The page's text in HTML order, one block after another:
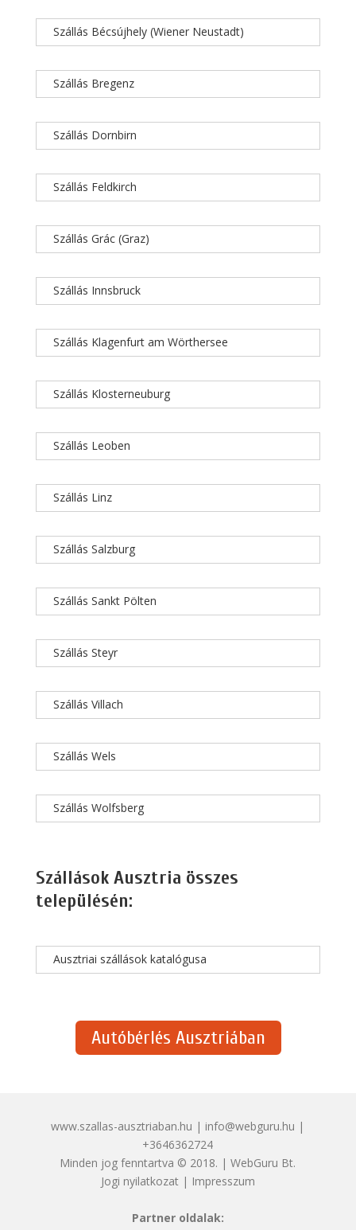
Szállás Bécsújhely (Wiener Neustadt)
Szállás Bregenz
Szállás Dornbirn
Szállás Feldkirch
Szállás Grác (Graz)
Szállás Innsbruck
Szállás Klagenfurt am Wörthersee
Szállás Klosterneuburg
Szállás Leoben
Szállás Linz
Szállás Salzburg
Szállás Sankt Pölten
Szállás Steyr
Szállás Villach
Szállás Wels
Szállás Wolfsberg
Szállások Ausztria összes
településén:
Ausztriai szállások katalógusa
Autóbérlés Ausztriában
www.szallas-ausztriaban.hu | info@webguru.hu |
+3646362724
Minden jog fenntartva © 2018. | WebGuru Bt.
Jogi nyilatkozat| Impresszum
Partner oldalak: